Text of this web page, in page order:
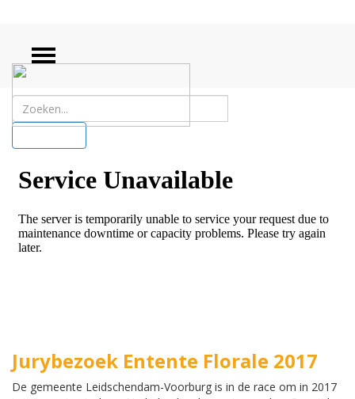
Jurybezoek Entente Florale 2017
De gemeente Leidschendam-Voorburg is in de race om in 2017